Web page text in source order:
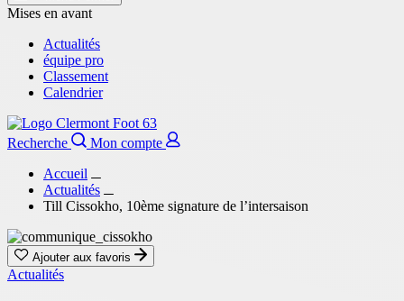
Mises en avant
Actualités
équipe pro
Classement
Calendrier
Recherche
Mon compte
Accueil
Actualités
Till Cissokho, 10ème signature de l’intersaison
Ajouter aux favoris
Actualités